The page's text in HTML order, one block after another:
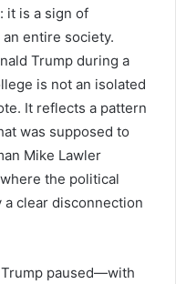
it is a sign of
entire society.
Trump during a
is not an isolated
It reflects a pattern
was supposed to
Mike Lawler
the political
a clear disconnection
paused—with